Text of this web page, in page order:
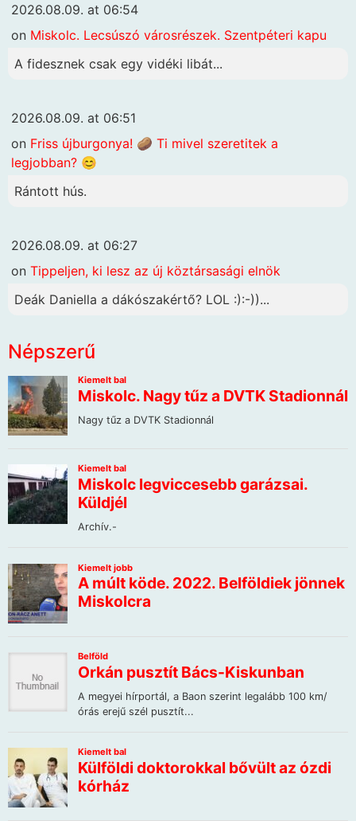
2026.08.09. at 06:54
on Miskolc. Lecsúszó városrészek. Szentpéteri kapu
A fidesznek csak egy vidéki libát...
2026.08.09. at 06:51
on Friss újburgonya! 🥔 Ti mivel szeretitek a
legjobban? 😊
Rántott hús.
2026.08.09. at 06:27
on Tippeljen, ki lesz az új köztársasági elnök
Deák Daniella a dákószakértő? LOL :):-))...
Népszerű